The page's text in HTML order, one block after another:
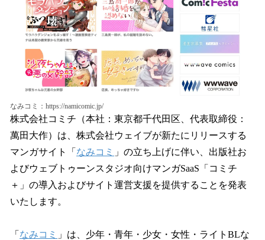
なみコミ：https://namicomic.jp/
株式会社コミチ（本社：東京都千代田区、代表取締役：
萬田大作）は、株式会社ウェイブが新たにリリースする
マンガサイト「 なみコミ 」の立ち上げに伴い、出版社お
よびウェブトゥーンスタジオ向けマンガSaaS「コミチ
＋」の導入およびサイト運営支援を提供することを発表
いたします。
「 なみコミ 」は、少年・青年・少女・女性・ライトBLな